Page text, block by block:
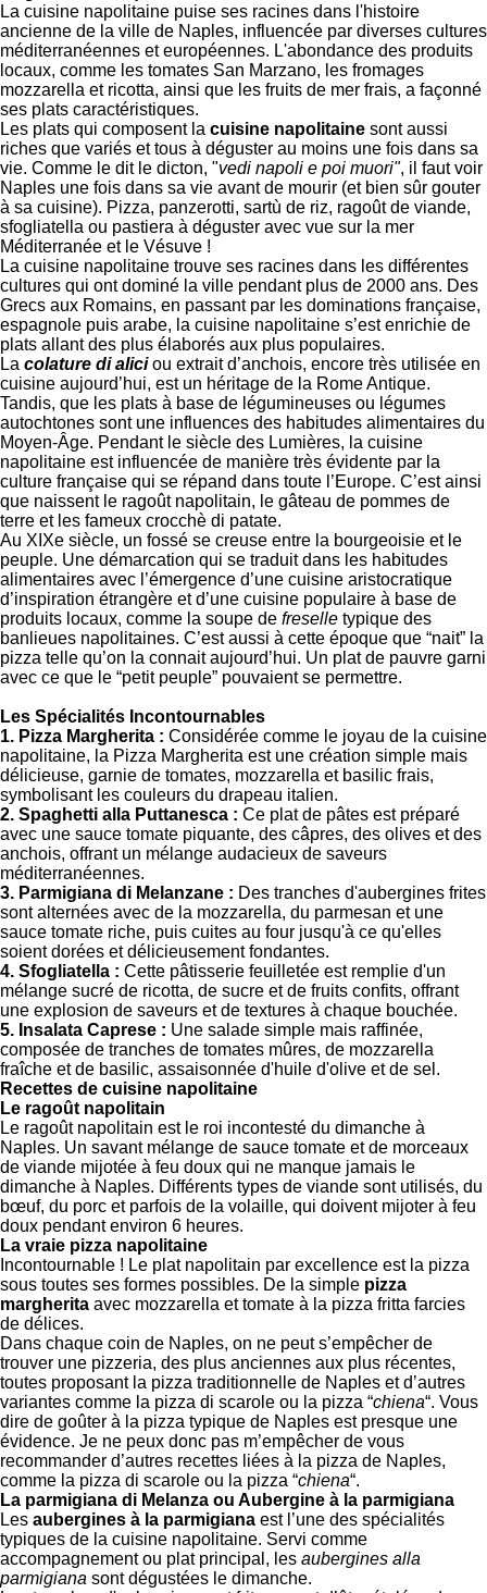
La cuisine napolitaine puise ses racines dans l'histoire
ancienne de la ville de Naples, influencée par diverses cultures
méditerranéennes et européennes. L'abondance des produits
locaux, comme les tomates San Marzano, les fromages
mozzarella et ricotta, ainsi que les fruits de mer frais, a façonné
ses plats caractéristiques.
Les plats qui composent la cuisine napolitaine sont aussi
riches que variés et tous à déguster au moins une fois dans sa
vie. Comme le dit le dicton, "vedi napoli e poi muori", il faut voir
Naples une fois dans sa vie avant de mourir (et bien sûr gouter
à sa cuisine). Pizza, panzerotti, sartù de riz, ragoût de viande,
sfogliatella ou pastiera à déguster avec vue sur la mer
Méditerranée et le Vésuve !
La cuisine napolitaine trouve ses racines dans les différentes
cultures qui ont dominé la ville pendant plus de 2000 ans. Des
Grecs aux Romains, en passant par les dominations française,
espagnole puis arabe, la cuisine napolitaine s’est enrichie de
plats allant des plus élaborés aux plus populaires.
La colature di aliciou extrait d’anchois, encore très utilisée en
cuisine aujourd’hui, est un héritage de la Rome Antique.
Tandis, que les plats à base de légumineuses ou légumes
autochtones sont une influences des habitudes alimentaires du
Moyen-Âge. Pendant le siècle des Lumières, la cuisine
napolitaine est influencée de manière très évidente par la
culture française qui se répand dans toute l’Europe. C’est ainsi
que naissent le ragoût napolitain, le gâteau de pommes de
terre et les fameux crocchè di patate.
Au XIXe siècle, un fossé se creuse entre la bourgeoisie et le
peuple. Une démarcation qui se traduit dans les habitudes
alimentaires avec l’émergence d’une cuisine aristocratique
d’inspiration étrangère et d’une cuisine populaire à base de
produits locaux, comme la soupe de freselle typique des
banlieues napolitaines. C’est aussi à cette époque que “nait” la
pizza telle qu’on la connait aujourd’hui. Un plat de pauvre garni
avec ce que le “petit peuple” pouvaient se permettre.
Les Spécialités Incontournables
1. Pizza Margherita : Considérée comme le joyau de la cuisine
napolitaine, la Pizza Margherita est une création simple mais
délicieuse, garnie de tomates, mozzarella et basilic frais,
symbolisant les couleurs du drapeau italien.
2. Spaghetti alla Puttanesca : Ce plat de pâtes est préparé
avec une sauce tomate piquante, des câpres, des olives et des
anchois, offrant un mélange audacieux de saveurs
méditerranéennes.
3. Parmigiana di Melanzane : Des tranches d'aubergines frites
sont alternées avec de la mozzarella, du parmesan et une
sauce tomate riche, puis cuites au four jusqu'à ce qu'elles
soient dorées et délicieusement fondantes.
4. Sfogliatella : Cette pâtisserie feuilletée est remplie d'un
mélange sucré de ricotta, de sucre et de fruits confits, offrant
une explosion de saveurs et de textures à chaque bouchée.
5. Insalata Caprese : Une salade simple mais raffinée,
composée de tranches de tomates mûres, de mozzarella
fraîche et de basilic, assaisonnée d'huile d'olive et de sel.
Recettes de cuisine napolitaine
Le ragoût napolitain
Le ragoût napolitain est le roi incontesté du dimanche à
Naples. Un savant mélange de sauce tomate et de morceaux
de viande mijotée à feu doux qui ne manque jamais le
dimanche à Naples. Différents types de viande sont utilisés, du
bœuf, du porc et parfois de la volaille, qui doivent mijoter à feu
doux pendant environ 6 heures.
La vraie pizza napolitaine
Incontournable ! Le plat napolitain par excellence est la pizza
sous toutes ses formes possibles. De la simple pizza
margherita avec mozzarella et tomate à la pizza fritta farcies
de délices.
Dans chaque coin de Naples, on ne peut s’empêcher de
trouver une pizzeria, des plus anciennes aux plus récentes,
toutes proposant la pizza traditionnelle de Naples et d’autres
variantes comme la pizza di scarole ou la pizza “chiena“. Vous
dire de goûter à la pizza typique de Naples est presque une
évidence. Je ne peux donc pas m’empêcher de vous
recommander d’autres recettes liées à la pizza de Naples,
comme la pizza di scarole ou la pizza “chiena“.
La parmigiana di Melanza ou Aubergine à la parmigiana
Les aubergines à la parmigiana est l’une des spécialités
typiques de la cuisine napolitaine. Servi comme
accompagnement ou plat principal, les aubergines alla
parmigiana sont dégustées le dimanche.